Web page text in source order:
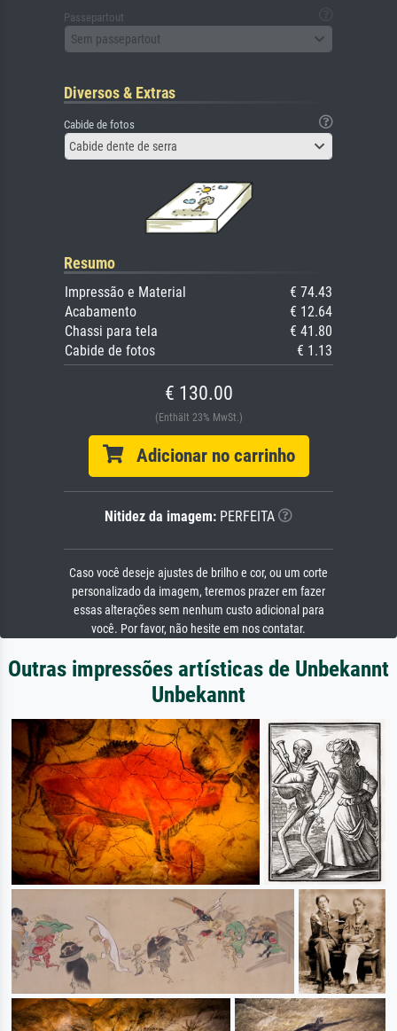
Passepartout
Sem passepartout
Diversos & Extras
Cabide de fotos
Cabide dente de serra
Resumo
Impressão e Material
€ 74.43
Acabamento
€ 12.64
Chassi para tela
€ 41.80
Cabide de fotos
€ 1.13
€ 130.00
(Enthält 23% MwSt.)
Adicionar no carrinho
Nitidez da imagem: PERFEITA
Caso você deseje ajustes de brilho e cor, ou um corte
personalizado da imagem, teremos prazer em fazer
essas alterações sem nenhum custo adicional para
você. Por favor, não hesite em nos contatar.
Outras impressões artísticas de Unbekannt
Unbekannt